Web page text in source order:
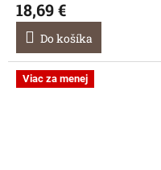
18,69 €
Do košíka
Viac za menej